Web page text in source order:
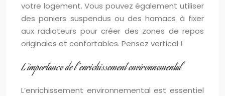
votre logement. Vous pouvez également utiliser
des paniers suspendus ou des hamacs à fixer
aux radiateurs pour créer des zones de repos
originales et confortables. Pensez vertical !
L’importance de l’enrichissement environnemental
L’enrichissement environnemental est essentiel